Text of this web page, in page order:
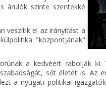
árulók szinte szentekké
veszítik el az irányítást a
"központjának"
a kedvéért rabolják
sőt életét is. Az
a nyugati politikai